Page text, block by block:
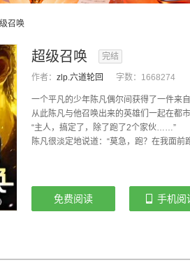
召唤
超级召唤 完结
作者： zlp.六道轮回 字数： 1668274
一个平凡的少年陈凡偶尔间获得了一件来
从此陈凡与他召唤出来的英雄们一起在
“主人，搞定了，除了跑了2个家伙……”
陈凡很淡定地说道：“莫急，跑？在我面前
免费阅读 手机阅